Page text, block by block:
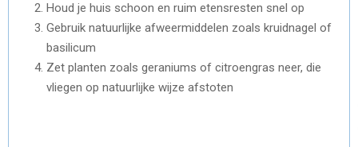
Houd je huis schoon en ruim etensresten snel op
Gebruik natuurlijke afweermiddelen zoals kruidnagel of
basilicum
Zet planten zoals geraniums of citroengras neer, die
vliegen op natuurlijke wijze afstoten